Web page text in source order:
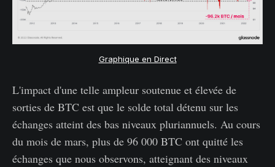
Graphique en Direct
L'impact d'une telle ampleur soutenue et élevée de
sorties de BTC est que le solde total détenu sur les
échanges atteint des bas niveaux pluriannuels. Au cours
du mois de mars, plus de 96 000 BTC ont quitté les
échanges que nous observons, atteignant des niveaux